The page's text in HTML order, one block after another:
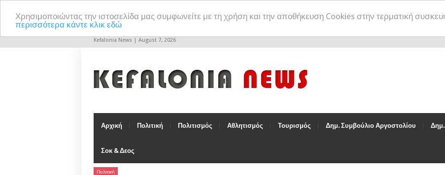
Χρησιμοποιώντας την ιστοσελίδα μας συμφωνείτε με τη χρήση και την αποθήκευση Cookies στην τερματική
περισσότερα κάντε κλικ εδώ
Kefalonia News | August 7, 2026
Αρχική Πολιτική Πολιτισμός Αθλητισμός Τουρισμός Δημ. Συμβούλιο Αργοστολίου Δημ.
Σοκ & Δεος
Πολιτική